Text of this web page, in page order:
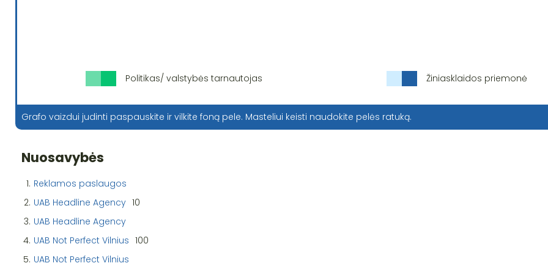
Politikas/ valstybės tarnautojas Žiniasklaidos priemonė
Grafo vaizdui judinti paspauskite ir vilkite foną pele. Masteliui keisti naudokite pelės ratuką.
Nuosavybės
1. Reklamos paslaugos
2. UAB Headline Agency 10
3. UAB Headline Agency
4. UAB Not Perfect Vilnius 100
5. UAB Not Perfect Vilnius